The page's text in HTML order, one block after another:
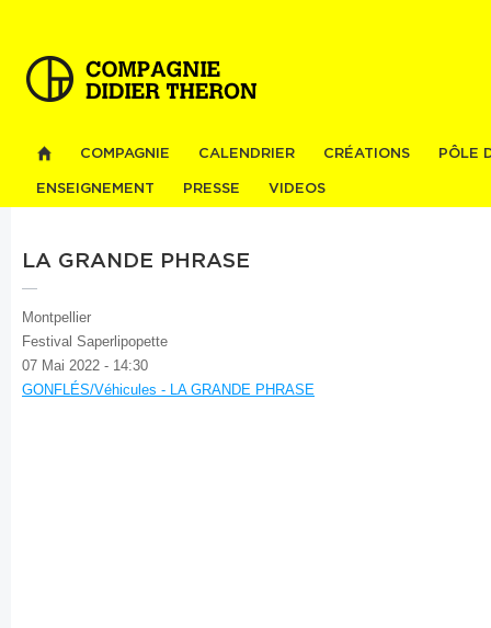
COMPAGNIE CALENDRIER CRÉATIONS PÔLE
ENSEIGNEMENT PRESSE VIDEOS
LA GRANDE PHRASE
Montpellier
Festival Saperlipopette
07 Mai 2022 - 14:30
GONFLÉS/Véhicules - LA GRANDE PHRASE